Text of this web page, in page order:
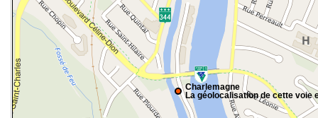
Charlemagne
La géolocalisation de cette voie